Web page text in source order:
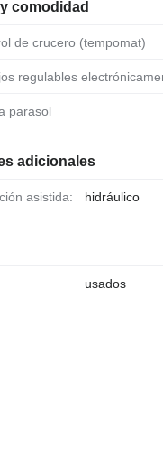
comodidad
de crucero (tempomat)
regulables
parasol
adicionales
asistida: hidráulico
usados